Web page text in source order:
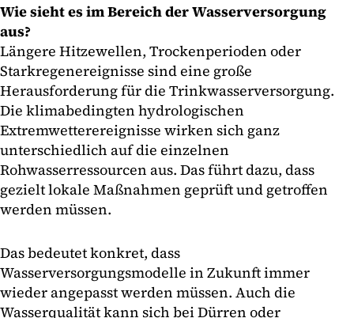
Wie sieht es im Bereich der Wasserversorgung
aus?
Längere Hitzewellen, Trockenperioden oder
Starkregenereignisse sind eine große
Herausforderung für die Trinkwasserversorgung.
Die klimabedingten hydrologischen
Extremwetterereignisse wirken sich ganz
unterschiedlich auf die einzelnen
Rohwasserressourcen aus. Das führt dazu, dass
gezielt lokale Maßnahmen geprüft und getroffen
werden müssen.
Das bedeutet konkret, dass
Wasserversorgungsmodelle in Zukunft immer
wieder angepasst werden müssen. Auch die
Wasserqualität kann sich bei Dürren oder